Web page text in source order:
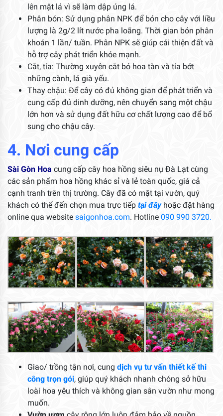
lên mặt lá vì sẽ làm dập úng lá.
Phân bón: Sử dụng phân NPK để bón cho cây với liều
lượng là 2g/2 lít nước pha loãng. Thời gian bón phân
khoản 1 lần/ tuần. Phân NPK sẽ giúp cải thiện đất và
hỗ trợ cây phát triển khỏe mạnh.
Cắt, tỉa: Thường xuyên cắt bỏ hoa tàn và tỉa bớt
những cành, lá già yếu.
Thay chậu: Để cây có đủ không gian để phát triển và
cung cấp đủ dinh dưỡng, nên chuyển sang một chậu
lớn hơn và sử dụng đất hữu cơ chất lượng cao để bổ
sung cho chậu cây.
4. Nơi cung cấp
Sài Gòn Hoa cung cấp cây hoa hồng siêu nụ Đà Lạt cùng
các sản phẩm hoa hồng khác sỉ và lẻ toàn quốc, giá cả
cạnh tranh trên thị trường. Cây đã có mặt tại vườn, quý
khách có thể đến chọn mua trực tiếp tại đâyhoặc đặt hàng
online qua website saigonhoa.com. Hotline 090 990 3720.
Giao/ trồng tận nơi, cung dịch vụ tư vấn thiết kế thi
công trọn gói, giúp quý khách nhanh chóng sở hữu
loài hoa yêu thích và không gian sân vườn như mong
muốn.